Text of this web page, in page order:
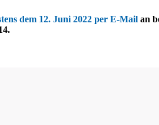
dem 12. Juni 2022 per E-Mail an